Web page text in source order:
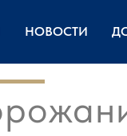
НОВОСТИ